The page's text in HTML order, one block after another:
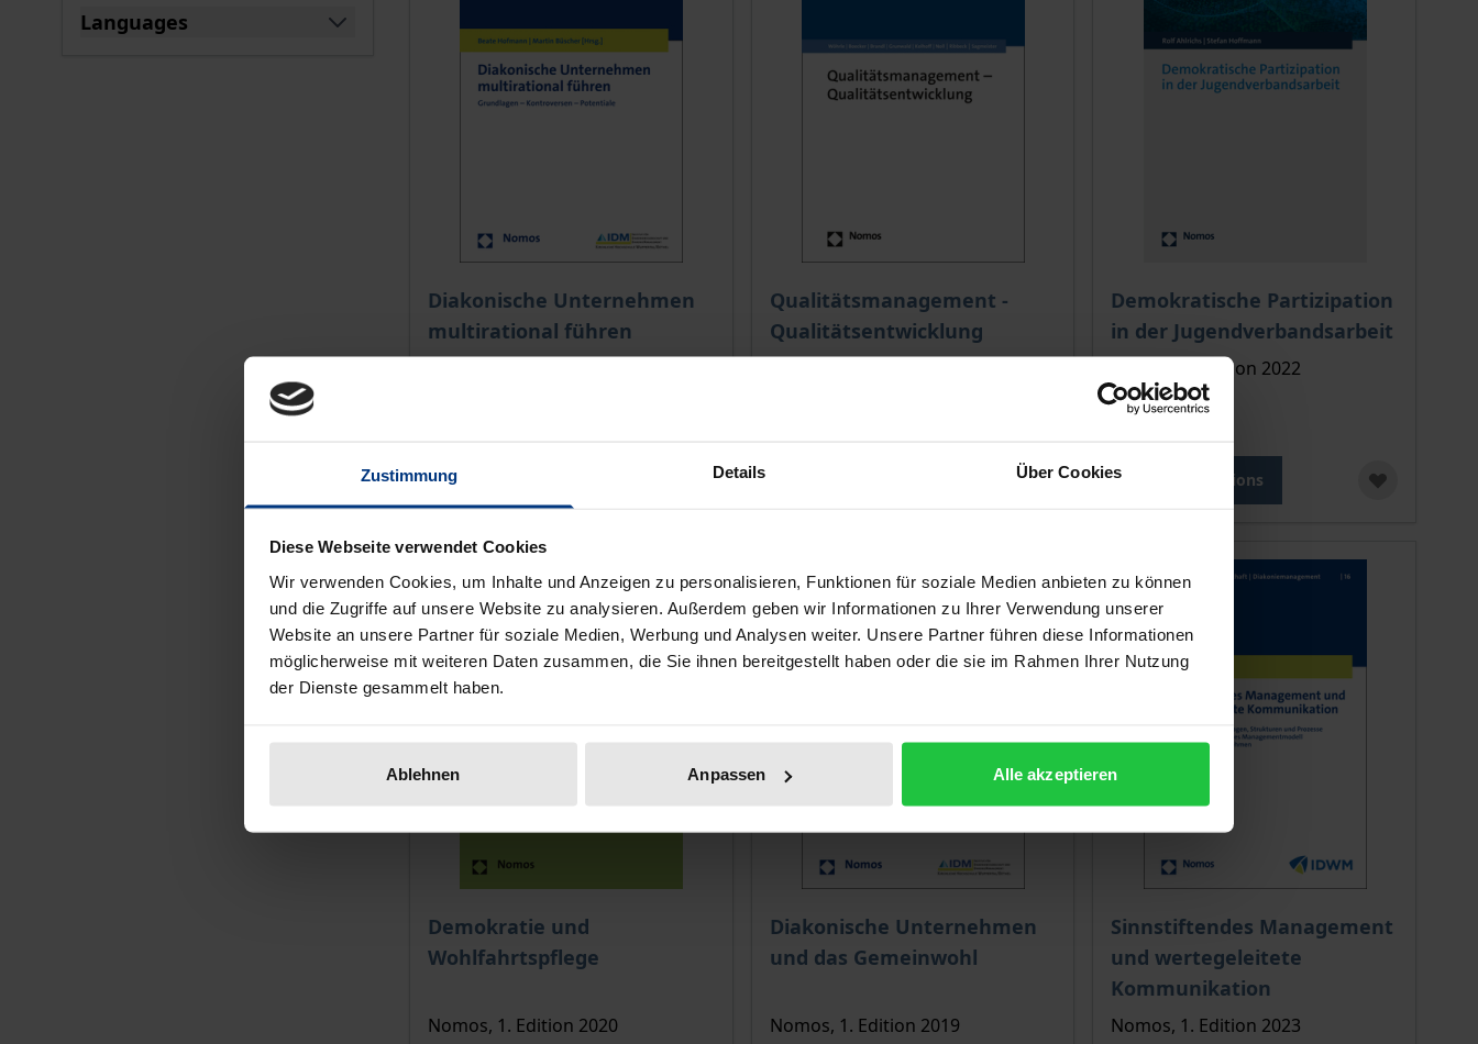
Zustimmung Details Über Cookies
Diese Webseite verwendet Cookies
Wir verwenden Cookies, um Inhalte und Anzeigen zu personalisieren, Funktionen für soziale Medien anbieten zu können
und die Zugriffe auf unsere Website zu analysieren. Außerdem geben wir Informationen zu Ihrer Verwendung unserer
Website an unsere Partner für soziale Medien, Werbung und Analysen weiter. Unsere Partner führen diese Informationen
möglicherweise mit weiteren Daten zusammen, die Sie ihnen bereitgestellt haben oder die sie im Rahmen Ihrer Nutzung
der Dienste gesammelt haben.
Ablehnen Anpassen Alle akzeptieren
Languages
Diakonische Unternehmen
multirational führen
Qualitätsmanagement -
Qualitätsentwicklung
The price depends on the options chosen on the product page
Demokratische Partizipation
in der Jugendverbandsarbeit
The price depends on the options chosen
Nomos, 1. Edition 2022
€39.00
Select options
Demokratie und
Wohlfahrtspflege
The price depends on the options chosen on the product page
Nomos, 1. Edition 2020
Diakonische Unternehmen
und das Gemeinwohl
The price depends on the options chosen on the product page
Nomos, 1. Edition 2019
Sinnstiftendes Management
und wertegeleitete
Kommunikation
The price depends on the options chosen
Nomos, 1. Edition 2023